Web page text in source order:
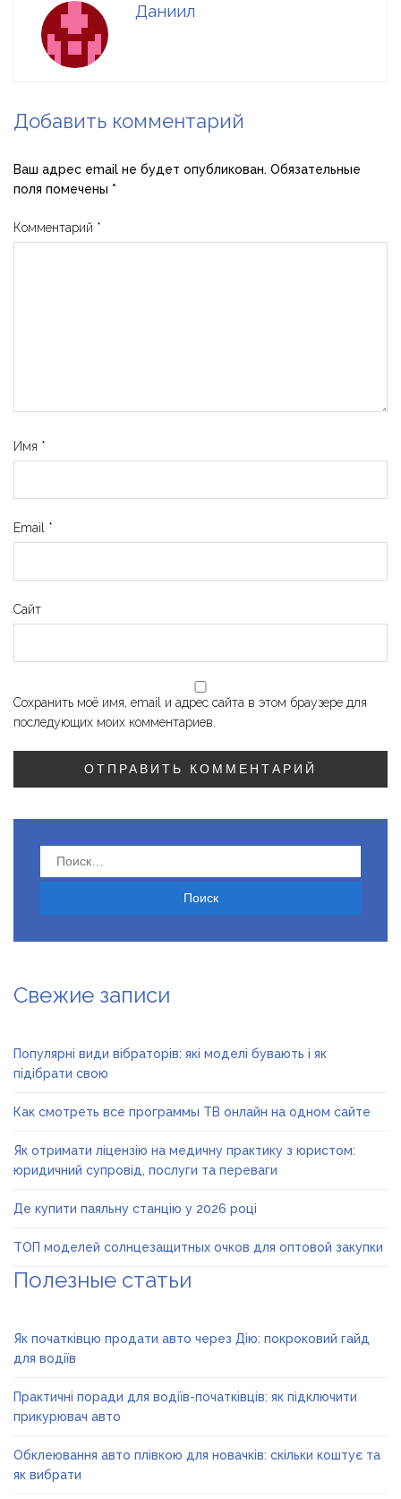
Даниил
Добавить комментарий
Ваш адрес email не будет опубликован. Обязательные
поля помечены *
Комментарий *
Имя *
Email *
Сайт
Сохранить моё имя, email и адрес сайта в этом браузере для
последующих моих комментариев.
Найти:
Свежие записи
Популярні види вібраторів: які моделі бувають і як
підібрати свою
Как смотреть все программы ТВ онлайн на одном сайте
Як отримати ліцензію на медичну практику з юристом:
юридичний супровід, послуги та переваги
Де купити паяльну станцію у 2026 році
ТОП моделей солнцезащитных очков для оптовой закупки
Полезные статьи
Як початківцю продати авто через Дію: покроковий гайд
для водіїв
Практичні поради для водіїв-початківців: як підключити
прикурювач авто
Обклеювання авто плівкою для новачків: скільки коштує та
як вибрати